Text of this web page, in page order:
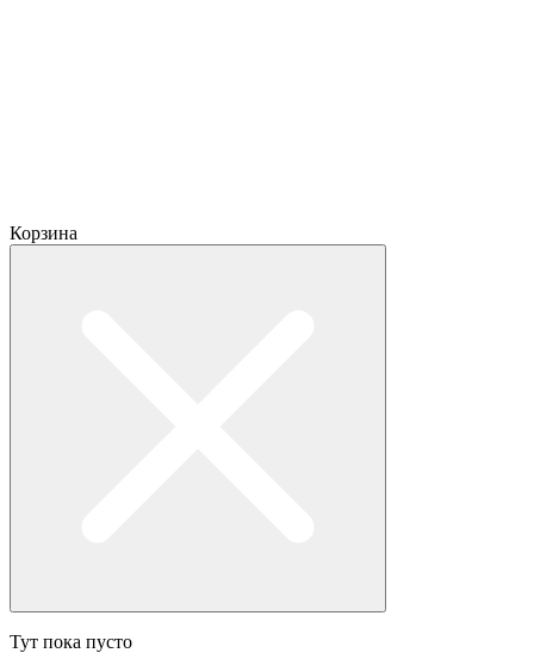
Корзина
Тут пока пусто